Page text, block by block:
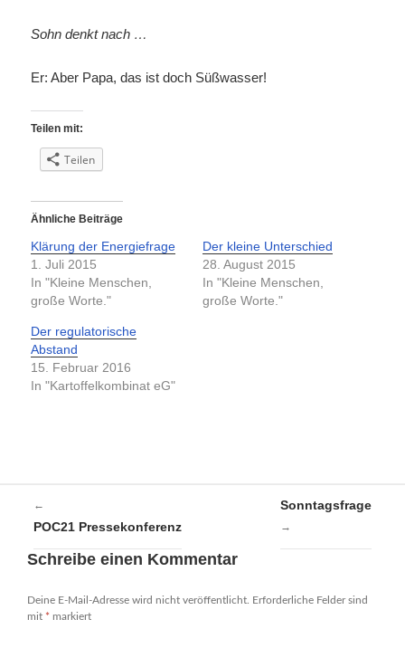
Sohn denkt nach …
Er: Aber Papa, das ist doch Süßwasser!
Teilen mit:
Teilen
Ähnliche Beiträge
Klärung der Energiefrage
1. Juli 2015
In "Kleine Menschen,
große Worte."
Der kleine Unterschied
28. August 2015
In "Kleine Menschen,
große Worte."
Der regulatorische
Abstand
15. Februar 2016
In "Kartoffelkombinat eG"
←
POC21 Pressekonferenz
Sonntagsfrage
→
Schreibe einen Kommentar
Deine E-Mail-Adresse wird nicht veröffentlicht.
Erforderliche Felder sind
mit * markiert